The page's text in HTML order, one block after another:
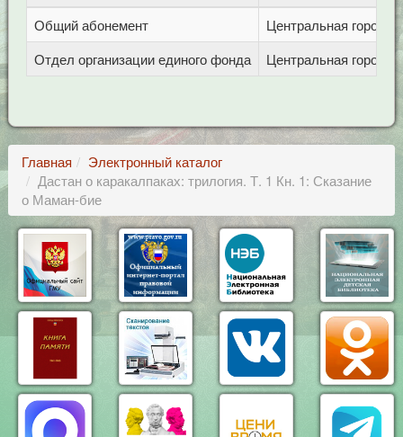
Общий абонемент
Центральная
Отдел организации единого фонда
Центральная
Главная
Электронный каталог
Дастан о каракалпаках: трилогия. Т. 1 Кн. 1: Сказание
о Маман-бие